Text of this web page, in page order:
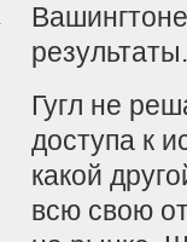
результаты.
Гугл не
доступа к
какой
всю свою